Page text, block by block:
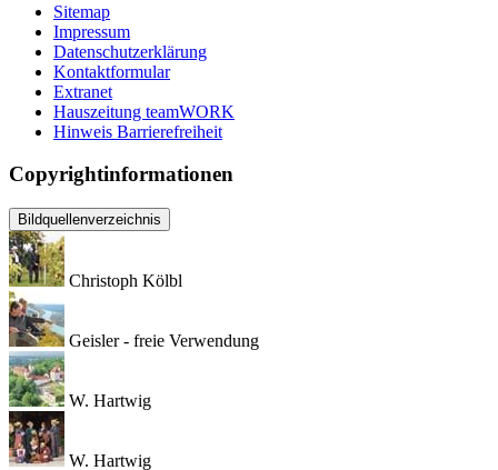
Sitemap
Impressum
Datenschutzerklärung
Kontaktformular
Extranet
Hauszeitung teamWORK
Hinweis Barrierefreiheit
Copyrightinformationen
Bildquellenverzeichnis
Christoph Kölbl
Geisler - freie Verwendung
W. Hartwig
W. Hartwig